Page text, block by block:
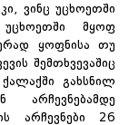
ვინც უცხოეთში
მყოფ
ყოფნისა თუ
შემთხვევაშიც
გახსნილ
არჩევნებამდე
არჩევნები 26